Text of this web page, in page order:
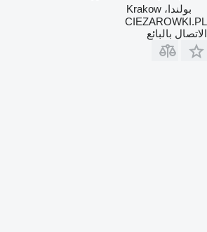
بولندا، Krakow
CIEZAROWKI.PL
الاتصال بالبائع